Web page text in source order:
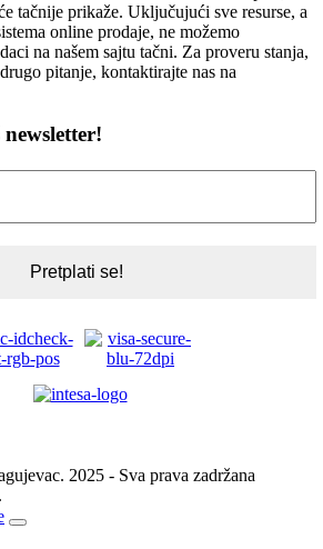
tačnije prikaže. Uključujući sve resurse, a
online prodaje, ne možemo
na našem sajtu tačni. Za proveru stanja,
pitanje, kontaktirajte nas na
2025 - Sva prava zadržana